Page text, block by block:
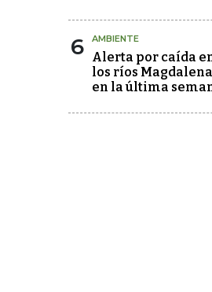
6 AMBIENTE
Alerta por caída
los ríos Magdalena
en la última